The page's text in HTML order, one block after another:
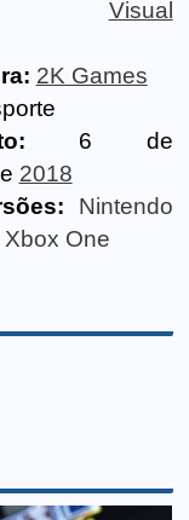
Visual
2K Games
6 de
2018
Nintendo
Xbox One